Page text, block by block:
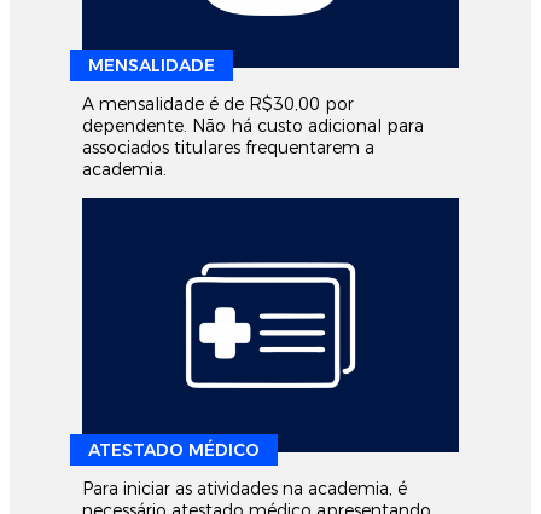
MENSALIDADE
A mensalidade é de R$30,00 por
dependente. Não há custo adicional para
associados titulares frequentarem a
academia.
ATESTADO MÉDICO
Para iniciar as atividades na academia, é